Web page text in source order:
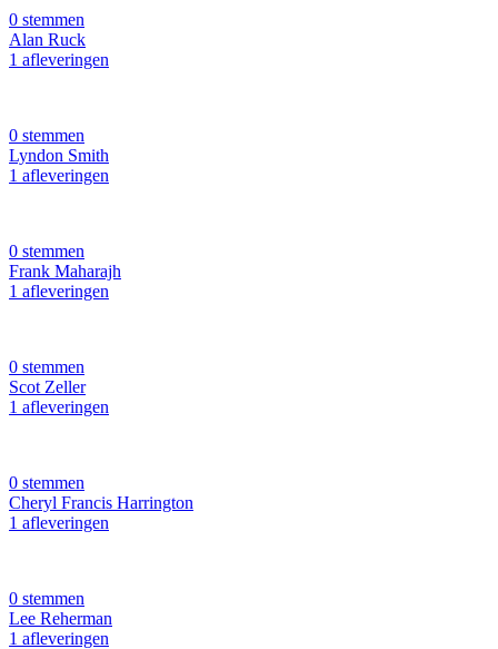
0 stemmen
Alan Ruck
1 afleveringen
0 stemmen
Lyndon Smith
1 afleveringen
0 stemmen
Frank Maharajh
1 afleveringen
0 stemmen
Scot Zeller
1 afleveringen
0 stemmen
Cheryl Francis Harrington
1 afleveringen
0 stemmen
Lee Reherman
1 afleveringen